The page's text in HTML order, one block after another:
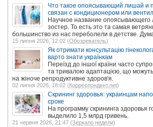
Что такое опоясывающий лишай и
связан с кондиционером или
Научное название опоясывающего
зостер. То есть это та самая
большинство из нас переболели в детстве.
15 липня 2026, 12:02 (Обозреватель)
Як отримати консультацію
варто знати українкам
Переїзд до іншої країни часто
та тривалою адаптацією, що
на жіноче репродуктивне здоров'я.
02 липня 2026, 18:02 (Корреспондент.net)
Скрининг здоровья: украинцам
сроке
На программу скрининга здоровья
выделило 1,5 млрд гривень.
21 червня 2026, 21:47 (Зеркало недели)